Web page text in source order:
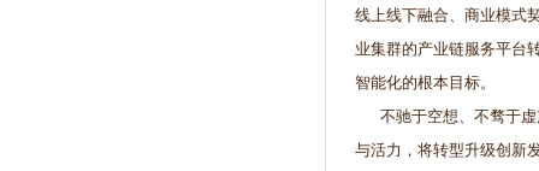
线上线下融合、商业模式
业集群的产业链服务平台
智能化的根本目标。
不驰于空想、不骛于虚
与活力，将转型升级创新